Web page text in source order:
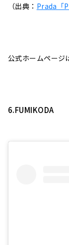
（出典： Prada「
公式ホームページ
6.FUMIKODA